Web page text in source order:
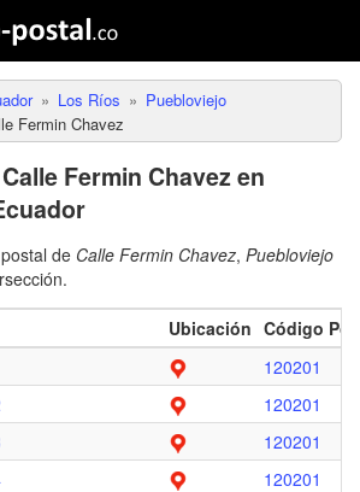
Los Ríos
Puebloviejo
Fermin Chavez
Fermin Chavez en
de Calle Fermin Chavez, Puebloviejo
Ubicación Código
120201
120201
120201
120201